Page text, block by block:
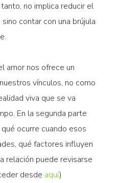
no implica reducir el
contar con una brújula
amor nos ofrece un
vínculos, no como
viva que se va
En la segunda parte
ocurre cuando esos
qué factores influyen
relación puede revisarse
desde aquí)